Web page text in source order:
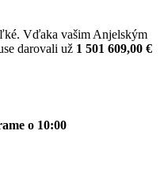
Vďaka vašim Anjelským
darovali už 1 501 609,00 €
o 10:00